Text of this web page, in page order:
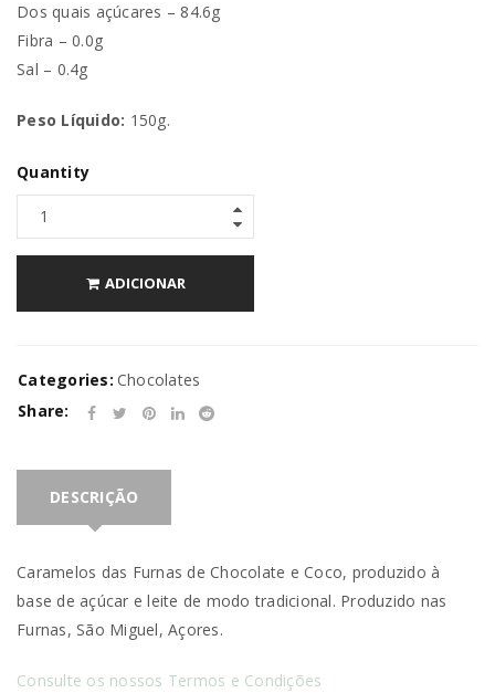
Dos quais açúcares – 84.6g
Fibra – 0.0g
Sal – 0.4g
Peso Líquido: 150g.
Quantity
ADICIONAR
Categories: Chocolates
Share:
DESCRIÇÃO
Caramelos das Furnas de Chocolate e Coco, produzido à
base de açúcar e leite de modo tradicional. Produzido nas
Furnas, São Miguel, Açores.
Consulte os nossos Termos e Condições